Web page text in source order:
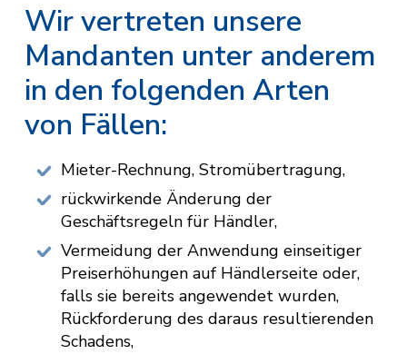
Wir vertreten unsere
Mandanten unter anderem
in den folgenden Arten
von Fällen:
Mieter-Rechnung, Stromübertragung,
rückwirkende Änderung der
Geschäftsregeln für Händler,
Vermeidung der Anwendung einseitiger
Preiserhöhungen auf Händlerseite oder,
falls sie bereits angewendet wurden,
Rückforderung des daraus resultierenden
Schadens,